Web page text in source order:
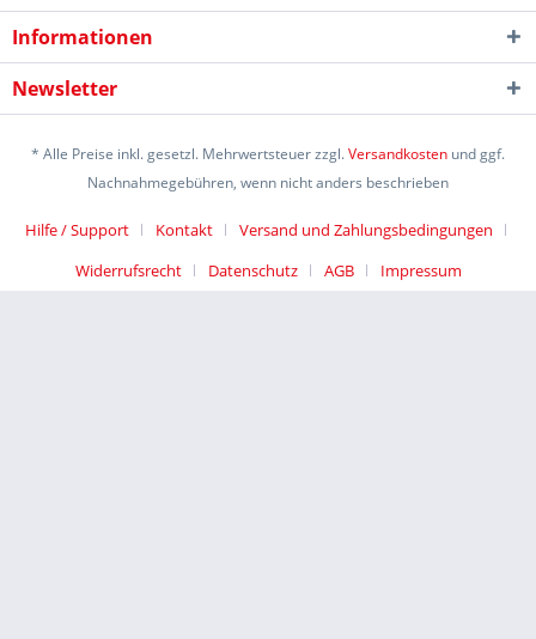
Informationen
Newsletter
* Alle Preise inkl. gesetzl. Mehrwertsteuer zzgl.Versandkosten und ggf.
Nachnahmegebühren, wenn nicht anders beschrieben
Hilfe / Support Kontakt
Versand und Zahlungsbedingungen
Widerrufsrecht
Datenschutz AGB Impressum